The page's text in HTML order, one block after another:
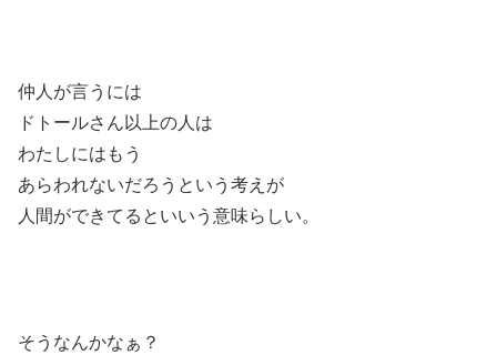
仲人が言うには
ドトールさん以上の人は
わたしにはもう
あらわれないだろうという考えが
人間ができてるといいう意味らしい。
そうなんかなぁ？